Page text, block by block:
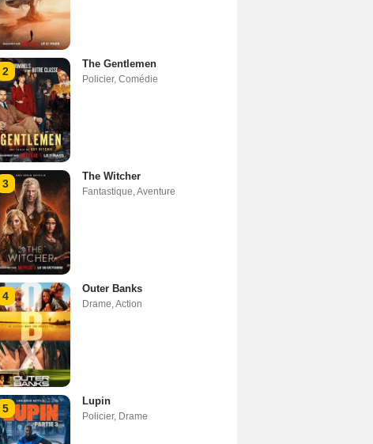
2
The Gentlemen
Policier, Comédie
3
The Witcher
Fantastique,Aventure
4
Outer Banks
Drame,Action
5
Lupin
Policier, Drame